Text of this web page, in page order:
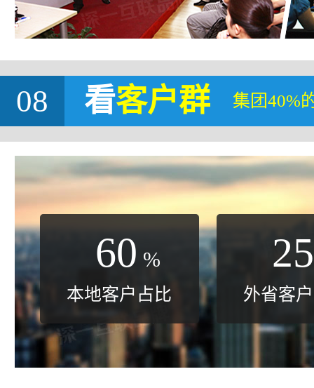
08 看客户群 集团40%
60 %
本地客户占比
25
外省客